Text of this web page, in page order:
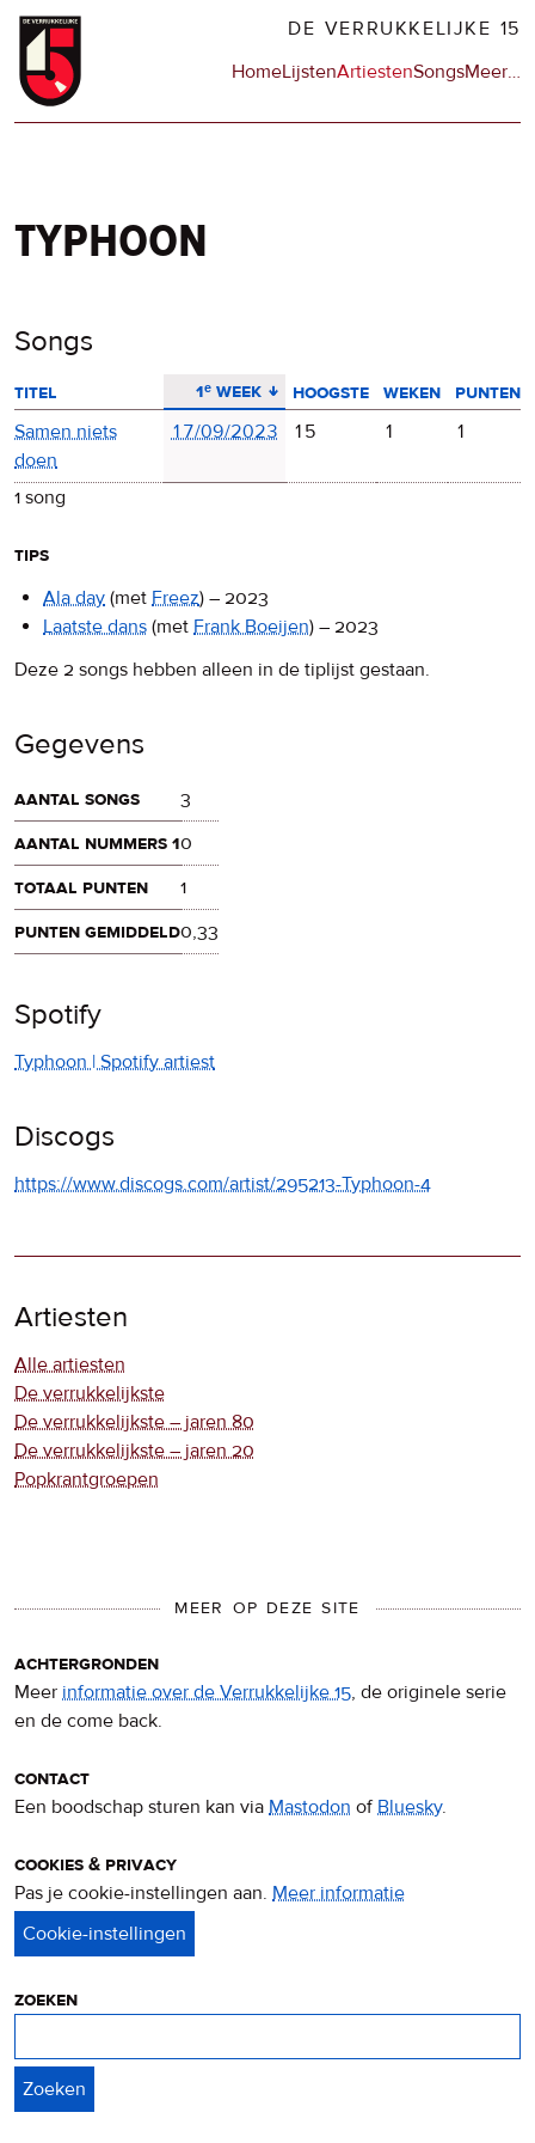
Overslaan
naar
DE VERRUKKELIJKE 15
Hoofdnavigatie
HomeLijstenArtiestenSongsMeerop
…
typhoon
Songs
titel 1ᵉ week
aflopend sorteren hoogste weken
punten
Samen niets
doen
17/09/2023 15 1 1
1 song
tips
Ala day (met Freez) – 2023
Laatste dans (met Frank Boeijen) – 2023
Deze 2 songs hebben alleen in de tiplijst gestaan.
Gegevens
aantal songs
3
aantal nummers 10
totaal punten
1
punten gemiddeld0,33
Spotify
Typhoon | Spotify artiest
Discogs
https://www.discogs.com/artist/295213-Typhoon-4
Artiesten
Alle artiesten
De verrukkelijkste
De verrukkelijkste – jaren 80
De verrukkelijkste – jaren 20
Popkrantgroepen
MEER OP DEZE SITE
achtergronden
Meer informatie over de Verrukkelijke 15, de originele serie
en de come back.
contact
Een boodschap sturen kan via Mastodon ofBluesky.
cookies & privacy
Pas je cookie-instellingen aan. Meer informatie
zoeken